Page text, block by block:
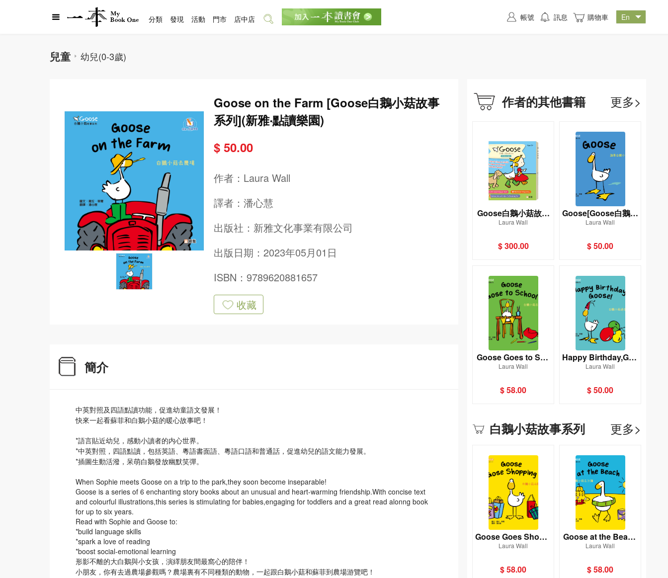
兒童 幼兒(0-3歲)
Goose on the Farm [Goose白鵝小菇故事
系列](新雅‧點讀樂園)
$ 50.00
作者： Laura Wall
譯者： 潘心慧
出版社： 新雅文化事業有限公司
出版日期：2023年05月01日
ISBN：9789620881657
收藏
簡介
中英對照及四語點讀功能，促進幼童語文發展！
快來一起看蘇菲和白鵝小菇的暖心故事吧！
*語言貼近幼兒，感動小讀者的内心世界。
*中英對照，四語點讀，包括英語、粵語書面語、粵語口語和普通話，促進幼兒的語文能力發展。
*插圖生動活潑，呆萌白鵝發放幽默笑彈。
When Sophie meets Goose on a trip to the park,they soon become inseparable!
Goose is a series of 6 enchanting story books about an unusual and heart-warming friendship.With concise text
and colourful illustrations,this series is stimulating for babies,engaging for toddlers and a great read alonng book
for up to six years.
Read with Sophie and Goose to:
*build language skills
*spark a love of reading
*boost social-emotional learning
形影不離的大白鵝與小女孩，演繹朋友間最窩心的陪伴！
小朋友，你有去過農場參觀嗎？農場裏有不同種類的動物，一起跟白鵝小菇和蘇菲到農場游覽吧！
作者的其他書籍 更多>
Goose白鵝小菇故事
系列(一套6冊)(新雅‧
Laura Wall
$ 300.00
Goose[Goose白鵝小
菇故事系列](新雅‧點
Laura Wall
$ 50.00
Goose Goes to Sch
ool [Goose白鵝小菇
樂園)
Laura Wall
$ 58.00
Happy Birthday,Goo
se！[Goose白鵝小菇
樂園)
Laura Wall
$ 50.00
白鵝小菇故事系列 更多>
Goose Goes Shoppi
ng [Goose白鵝小菇
樂園)
Laura Wall
$ 58.00
Goose at the Beach
[Goose白鵝小菇故事
Laura Wall
$ 58.00
分類 發現 活動 門市 店中店 帳號 訊息 購物車